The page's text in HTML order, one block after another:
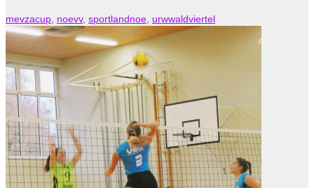
mevzacup noevv, sportlandnoe urwwaldviertel